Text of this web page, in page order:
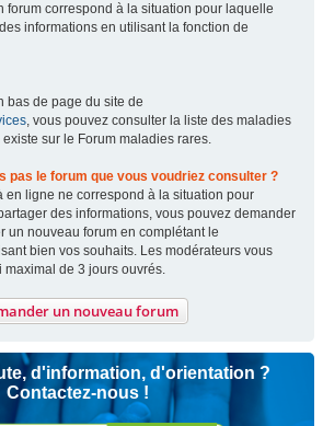
forum correspond à la situation pour laquelle
informations en utilisant la fonction de
bas de page du site de
, vous pouvez consulter la liste des maladies
sur le Forum maladies rares.
pas le forum que vous voudriez consulter ?
en ligne ne correspond à la situation pour
des informations, vous pouvez demander
un nouveau forum en complétant le
bien vos souhaits. Les modérateurs vous
de 3 jours ouvrés.
un nouveau forum
d'information, d'orientation ?
Contactez-nous !